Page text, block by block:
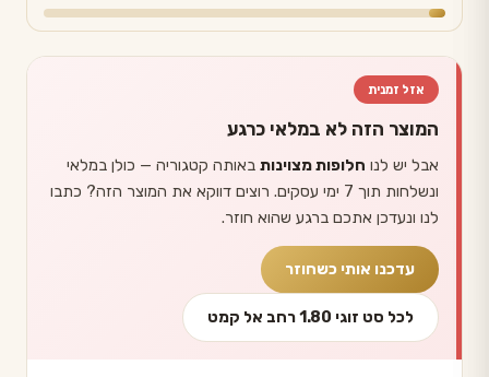
אזל זמנית
המוצר הזה לא במלאי כרגע
אבל יש לנו חלופות מצוינות באותה קטגוריה — כולן במלאי
ונשלחות תוך 7 ימי עסקים. רוצים דווקא את המוצר הזה? כתבו
לנו ונעדכן אתכם ברגע שהוא חוזר.
עדכנו אותי כשחוזר
לכל סט זוגי 1.80 רחב אל קמט